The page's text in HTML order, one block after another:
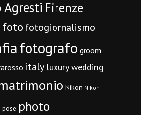
Agresti Firenze
foto fotogiornalismo
fotografo groom
italy luxury wedding
Nikon Nikon
pose photo